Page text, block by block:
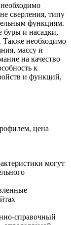
сверления, типу
функциям.
буры и насадки,
Также необходимо
массу и
на качество
к
и функций,
цена
могут
справочный